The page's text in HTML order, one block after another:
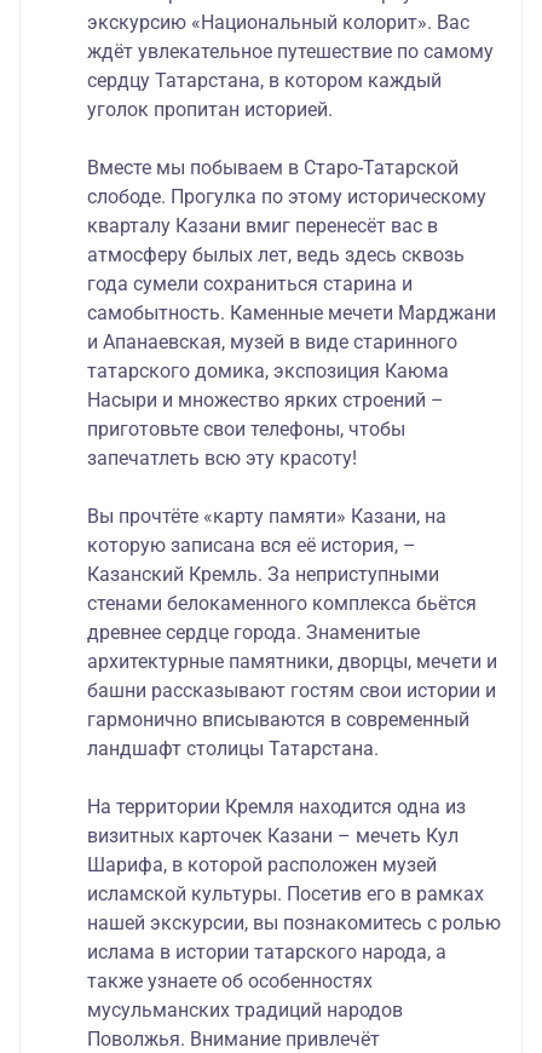
экскурсию «Национальный колорит». Вас
ждёт увлекательное путешествие по самому
сердцу Татарстана, в котором каждый
уголок пропитан историей.
Вместе мы побываем в Старо-Татарской
слободе. Прогулка по этому историческому
кварталу Казани вмиг перенесёт вас в
атмосферу былых лет, ведь здесь сквозь
года сумели сохраниться старина и
самобытность. Каменные мечети Марджани
и Апанаевская, музей в виде старинного
татарского домика, экспозиция Каюма
Насыри и множество ярких строений –
приготовьте свои телефоны, чтобы
запечатлеть всю эту красоту!
Вы прочтёте «карту памяти» Казани, на
которую записана вся её история, –
Казанский Кремль. За неприступными
стенами белокаменного комплекса бьётся
древнее сердце города. Знаменитые
архитектурные памятники, дворцы, мечети и
башни рассказывают гостям свои истории и
гармонично вписываются в современный
ландшафт столицы Татарстана.
На территории Кремля находится одна из
визитных карточек Казани – мечеть Кул
Шарифа, в которой расположен музей
исламской культуры. Посетив его в рамках
нашей экскурсии, вы познакомитесь с ролью
ислама в истории татарского народа, а
также узнаете об особенностях
мусульманских традиций народов
Поволжья. Внимание привлечёт